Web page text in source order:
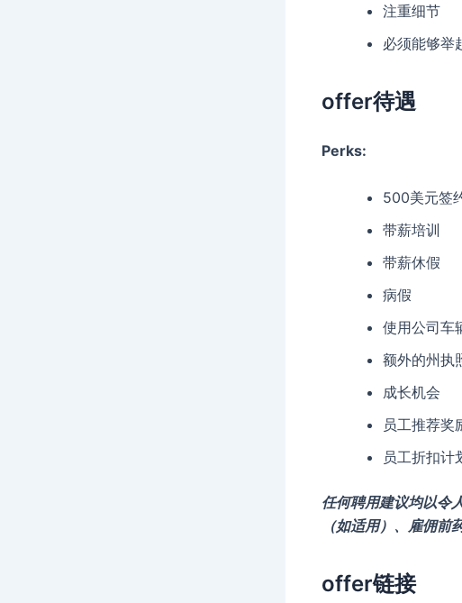
注重细节
必须能够举
offer待遇
Perks:
500美元签
带薪培训
带薪休假
病假
使用公司车
额外的州执
成长机会
员工推荐奖
员工折扣计
任何聘用建议均以令
（如适用）、雇佣前
offer链接